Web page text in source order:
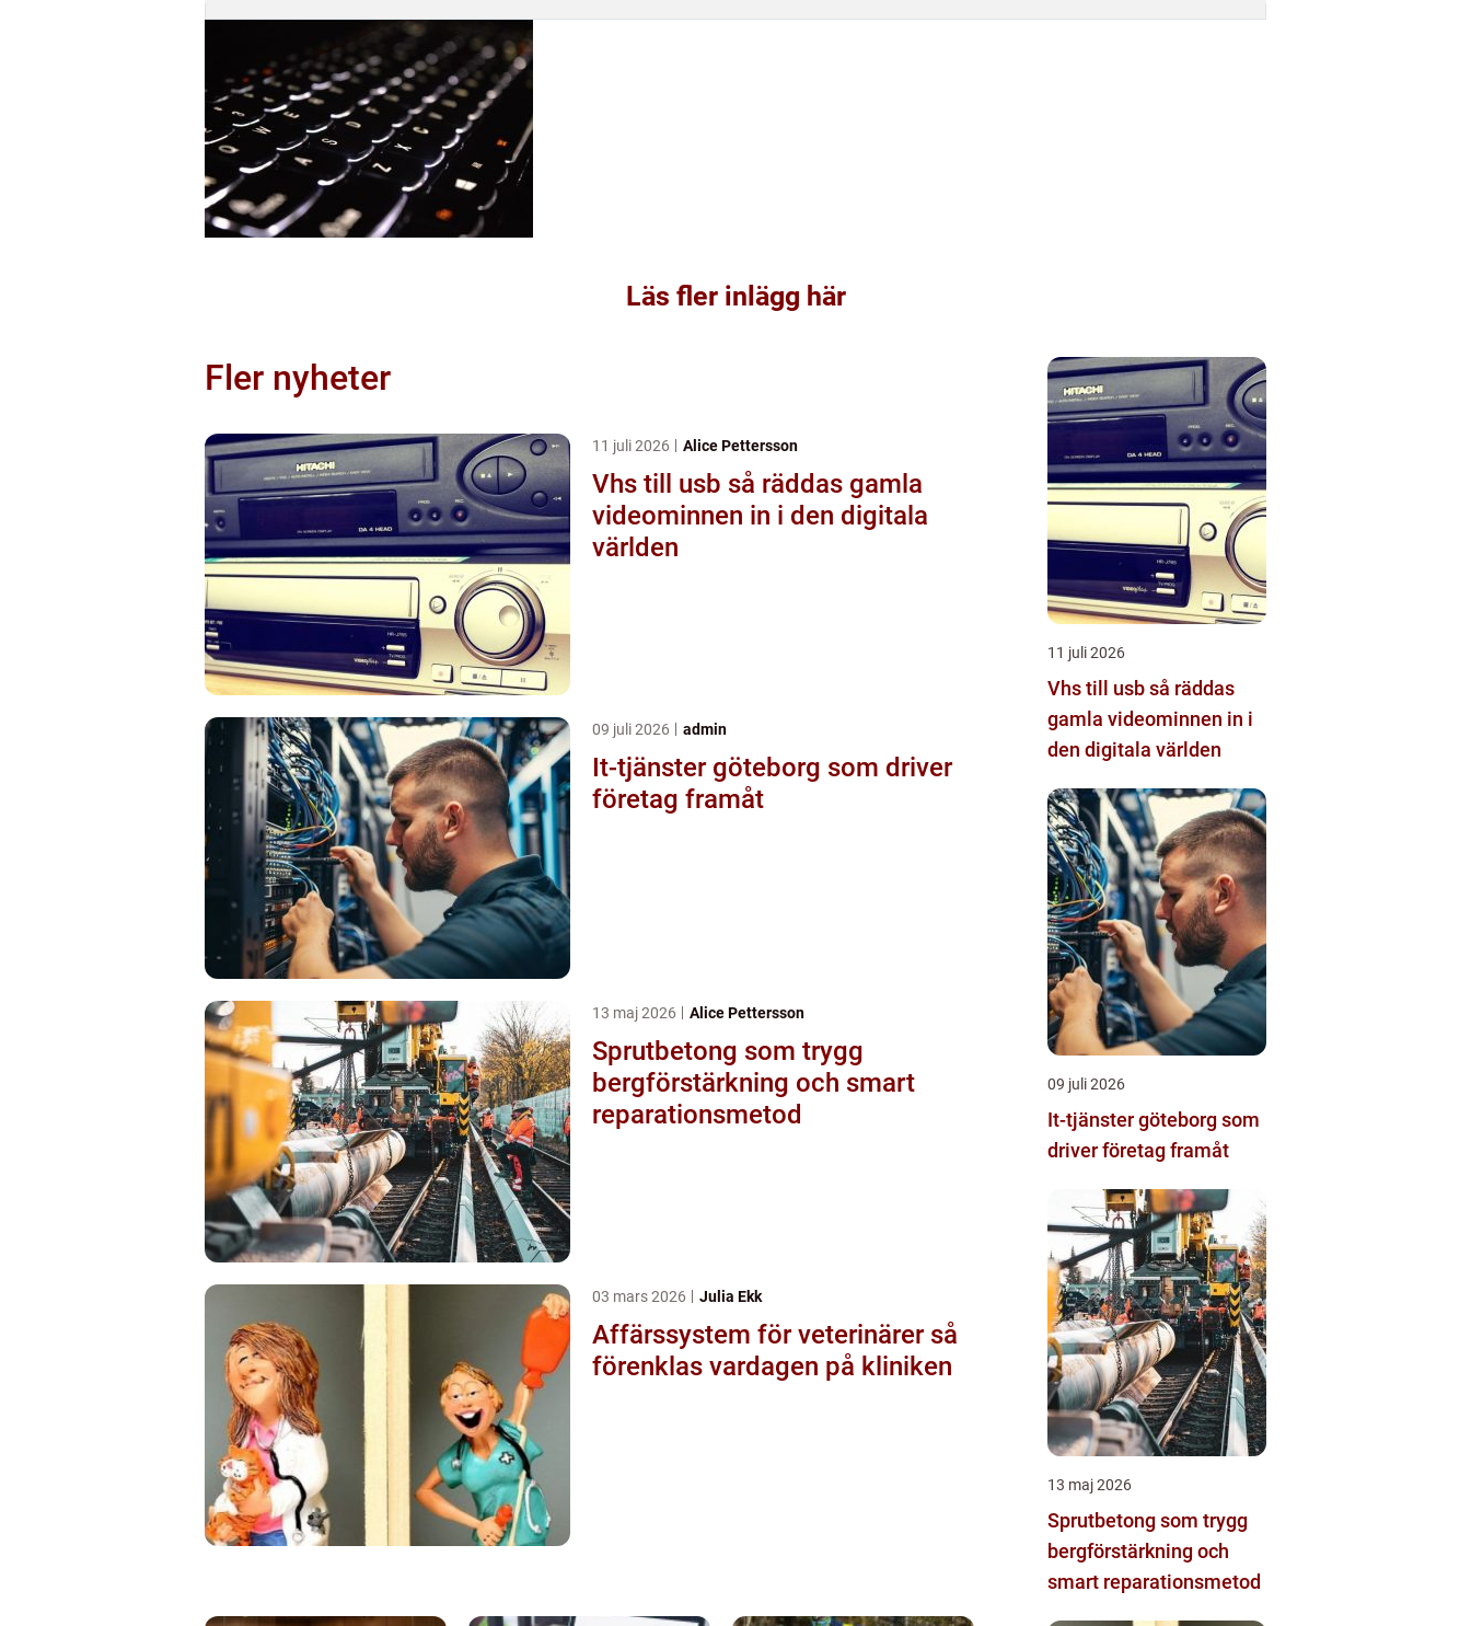
Läs fler inlägg här
Fler nyheter
11 juli 2026 Alice Pettersson
Vhs till usb så räddas gamla
videominnen in i den digitala
världen
09 juli 2026 admin
It-tjänster göteborg som driver
företag framåt
13 maj 2026 Alice Pettersson
Sprutbetong som trygg
bergförstärkning och smart
reparationsmetod
03 mars 2026 Julia Ekk
Affärssystem för veterinärer så
förenklas vardagen på kliniken
11 juli 2026
Vhs till usb så räddas
gamla videominnen in i
den digitala världen
09 juli 2026
It-tjänster göteborg som
driver företag framåt
13 maj 2026
Sprutbetong som trygg
bergförstärkning och
smart reparationsmetod